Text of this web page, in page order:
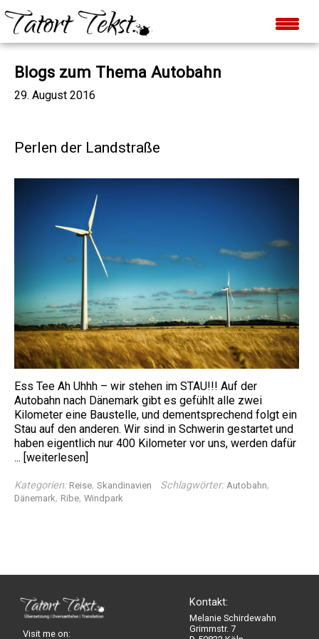
Blogs zum Thema Autobahn
29. August 2016
Perlen der Landstraße
Ess Tee Ah Uhhh – wir stehen im STAU!!! Auf der
Autobahn nach Dänemark gibt es gefühlt alle zwei
Kilometer eine Baustelle, und dementsprechend folgt ein
Stau auf den anderen. Wir sind in Schwerin gestartet und
haben eigentlich nur 400 Kilometer vor uns, werden dafür
... [weiterlesen]
Kategorien: Reise, Skandinavien Schlagwörter: Autobahn,
Dänemark, Ribe, Windpark
Visit me on:
Kontakt:
Melanie Schirdewahn
Grimmstr. 7